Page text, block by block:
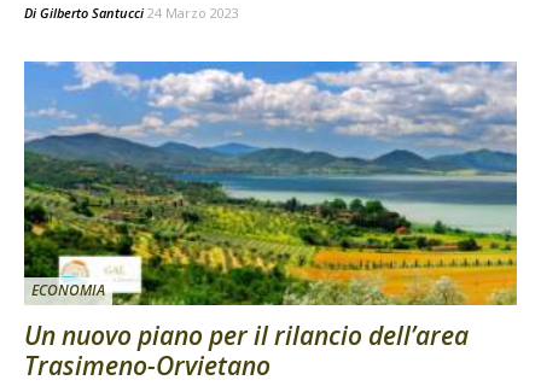
Di Gilberto Santucci 24 Marzo 2023
ECONOMIA
Un nuovo piano per il rilancio dell’area
Trasimeno-Orvietano